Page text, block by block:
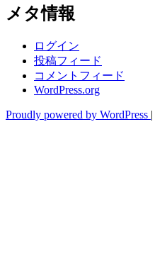
メタ情報
ログイン
投稿フィード
コメントフィード
WordPress.org
Proudly powered by WordPress |